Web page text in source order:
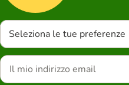
Seleziona le tue preferenze